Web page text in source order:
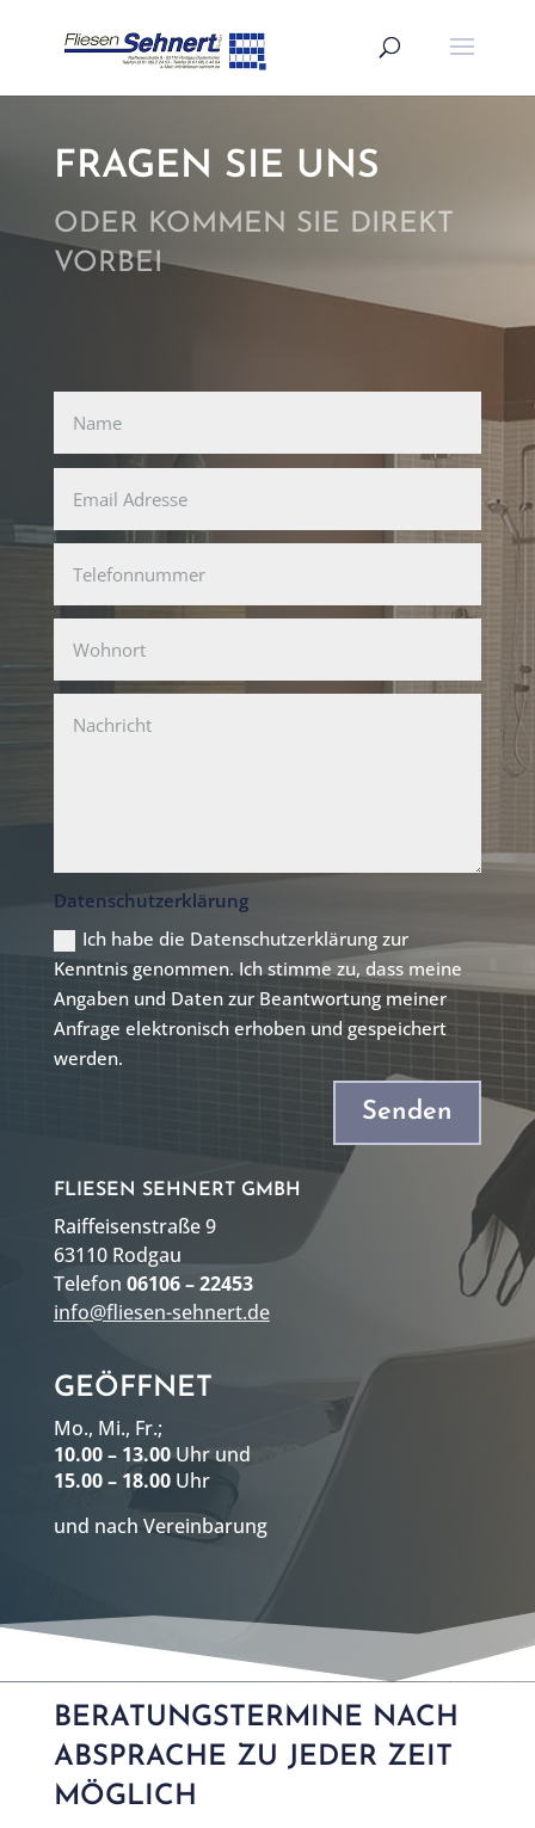
FRAGEN SIE UNS
ODER KOMMEN SIE DIREKT
VORBEI
Datenschutzerklärung
Ich habe die Datenschutzerklärung zur
Kenntnis genommen. Ich stimme zu, dass meine
Angaben und Daten zur Beantwortung meiner
Anfrage elektronisch erhoben und gespeichert
werden.
Senden
FLIESEN SEHNERT GMBH
Raiffeisenstraße 9
63110 Rodgau
Telefon 06106 – 22453
info@fliesen-sehnert.de
GEÖFFNET
Mo., Mi., Fr.;
10.00 – 13.00Uhr und
15.00 – 18.00Uhr
und nach Vereinbarung
BERATUNGSTERMINE NACH
ABSPRACHE ZU JEDER ZEIT
MÖGLICH